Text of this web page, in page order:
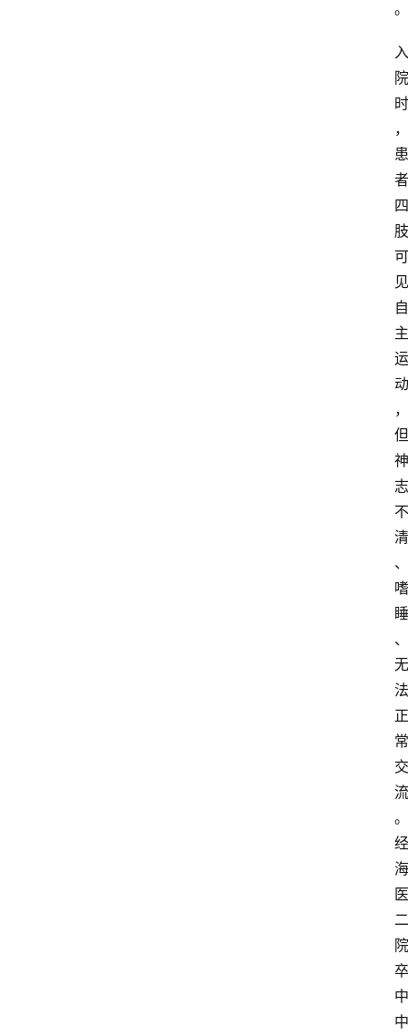
。
入
院
时
，
患
者
四
肢
可
见
自
主
运
动
，
但
神
志
不
清
、
嗜
睡
、
无
法
正
常
交
流
。
经
海
医
二
院
卒
中
中